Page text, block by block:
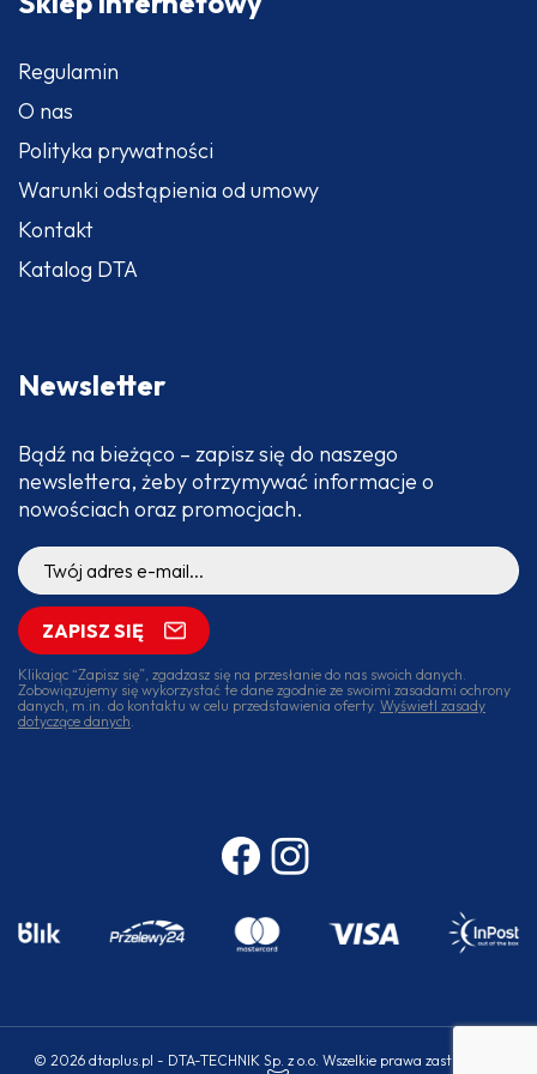
Regulamin
O nas
Polityka prywatności
Warunki odstąpienia od umowy
Kontakt
Katalog DTA
Newsletter
Bądź na bieżąco – zapisz się do naszego
newslettera, żeby otrzymywać informacje o
nowościach oraz promocjach.
ZAPISZ SIĘ
Klikając “Zapisz się”, zgadzasz się na przesłanie do nas swoich danych.
Zobowiązujemy się wykorzystać te dane zgodnie ze swoimi zasadami ochrony
danych, m.in. do kontaktu w celu przedstawienia oferty. Wyświetl zasady
dotyczące danych.
© 2026 dtaplus.pl - DTA-TECHNIK Sp. z o.o. Wszelkie prawa zastrzeżone.